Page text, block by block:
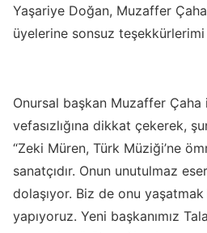
Yaşariye Doğan, Muzaffer
üyelerine sonsuz teşekkürlerimi
Onursal başkan Muzaffer Çaha
vefasızlığına dikkat çekerek,
“Zeki Müren, Türk Müziği’ne
sanatçıdır. Onun unutulmaz
dolaşıyor. Biz de onu
yapıyoruz. Yeni başkanımız